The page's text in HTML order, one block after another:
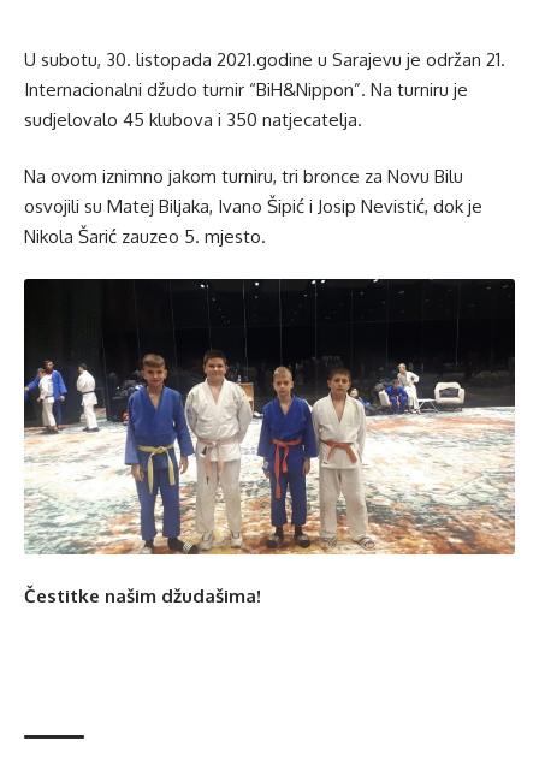
U subotu, 30. listopada 2021.godine u Sarajevu je održan 21.
Internacionalni džudo turnir “BiH&Nippon”. Na turniru je
sudjelovalo 45 klubova i 350 natjecatelja.
Na ovom iznimno jakom turniru, tri bronce za Novu Bilu
osvojili su Matej Biljaka, Ivano Šipić i Josip Nevistić, dok je
Nikola Šarić zauzeo 5. mjesto.
Čestitke našim džudašima!